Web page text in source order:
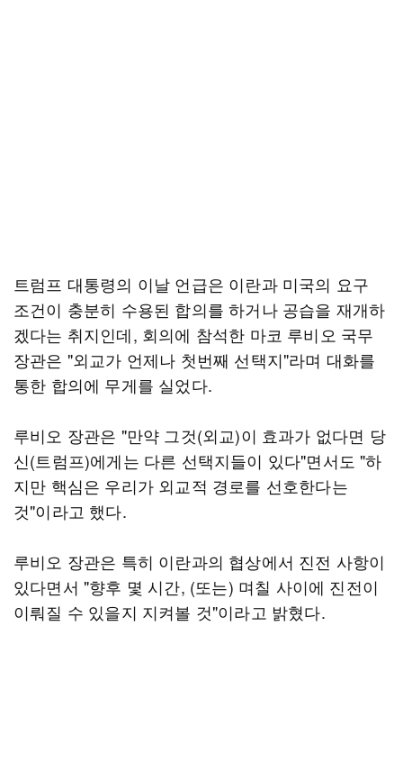
트럼프 대통령의 이날 언급은 이란과 미국의 요구
조건이 충분히 수용된 합의를 하거나 공습을 재개하
겠다는 취지인데, 회의에 참석한 마코 루비오 국무
장관은 "외교가 언제나 첫번째 선택지"라며 대화를
통한 합의에 무게를 실었다.
루비오 장관은 "만약 그것(외교)이 효과가 없다면 당
신(트럼프)에게는 다른 선택지들이 있다"면서도 "하
지만 핵심은 우리가 외교적 경로를 선호한다는
것"이라고 했다.
루비오 장관은 특히 이란과의 협상에서 진전 사항이
있다면서 "향후 몇 시간, (또는) 며칠 사이에 진전이
이뤄질 수 있을지 지켜볼 것"이라고 밝혔다.